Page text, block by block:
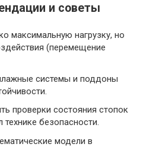
и советы
максимальную нагрузку, но
(перемещение
системы и поддоны
проверки состояния стопок
технике безопасности.
модели в